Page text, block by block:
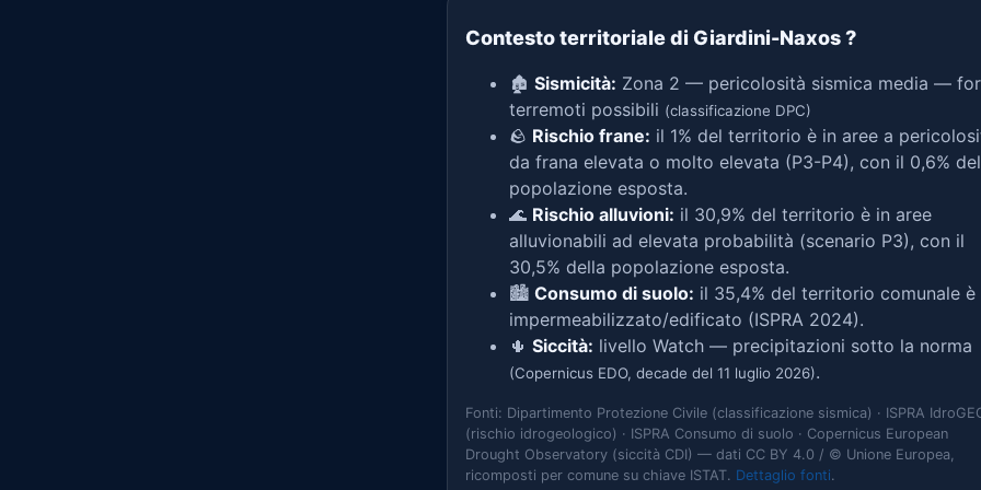
Contesto territoriale di Giardini-Naxos?
🏚️ Sismicità: Zona 2 — pericolosità sismica media —
terremoti possibili (classificazione DPC)
🪨 Rischio frane: il 1% del territorio è in aree a
da frana elevata o molto elevata (P3-P4), con il 0,6%
popolazione esposta.
🌊 Rischio alluvioni: il 30,9% del territorio è in aree
alluvionabili ad elevata probabilità (scenario P3), con il
30,5% della popolazione esposta.
🏙️ Consumo di suolo: il 35,4% del territorio comunale è
impermeabilizzato/edificato (ISPRA 2024).
🌵 Siccità: livello Watch — precipitazioni sotto la norma
(Copernicus EDO, decade del 11 luglio 2026).
Fonti: Dipartimento Protezione Civile (classificazione sismica) · ISPRA
(rischio idrogeologico) · ISPRA Consumo di suolo · Copernicus European
Drought Observatory (siccità CDI) — dati CC BY 4.0 / © Unione Europea,
ricomposti per comune su chiave ISTAT. Dettaglio fonti.